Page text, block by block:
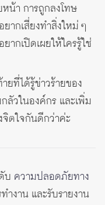
น้า การถูกลงโทษ
ากเสี่ยงทำสิ่งใหม่ ๆ
ากเปิดเผยให้ใครรู้ใช่
ยที่ได้รู้ข่าวร้ายของ
ลัวในองค์กร และเพิ่ม
ตใจกันดีกว่าค่ะ
บ ความปลอดภัยทาง
ำงาน และรับรายงาน